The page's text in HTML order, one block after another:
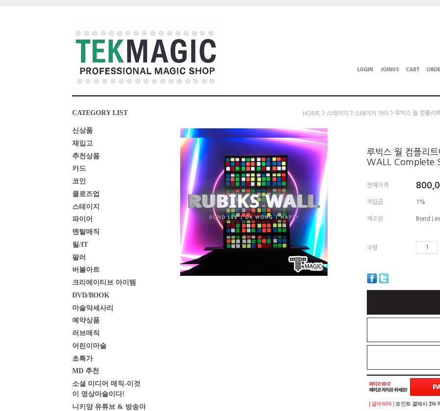
CATEGORY LIST
신상품
재입고
추천상품
카드
코인
클로즈업
스테이지
파이어
멘탈매직
릴/IT
팔러
버블아트
크리에이티브 아이템
DVD/BOOK
마술악세사리
예약상품
러브매직
어린이마술
초특가
MD 추천
소셜 미디어 매직-이것
이 영상마술이다!
니키양 유튜브 & 방송아
HOME > 스테이지 > 스테이지 기타 > 루빅스 월 컴플리
루빅스 월 컴플리
WALL Complete
판매가격
적립금 1%
제조원 Bond
수량
[ 결제혜택 ] 포인트 결제시 1%